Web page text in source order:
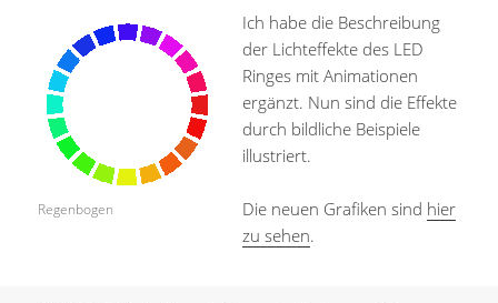
Regenbogen
Ich habe die Beschreibung
der Lichteffekte des LED
Ringes mit Animationen
ergänzt. Nun sind die Effekte
durch bildliche Beispiele
illustriert.
Die neuen Grafiken sind hier
zu sehen.